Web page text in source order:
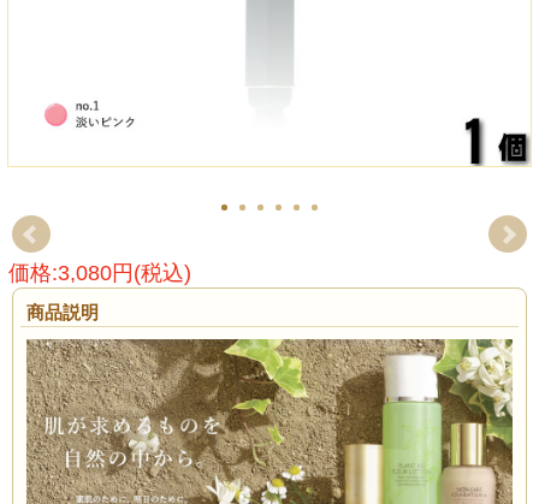
価格:3,080円(税込)
商品説明